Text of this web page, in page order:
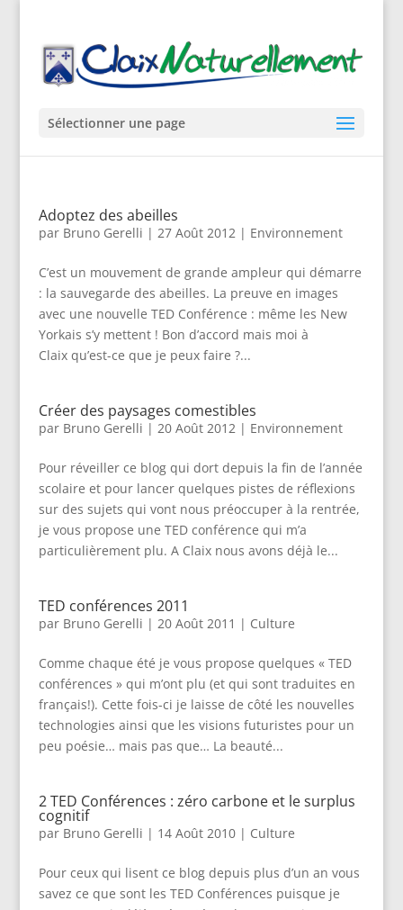
Sélectionner une page
Adoptez des abeilles
par Bruno Gerelli | 27 Août 2012| Environnement
C’est un mouvement de grande ampleur qui démarre
: la sauvegarde des abeilles. La preuve en images
avec une nouvelle TED Conférence : même les New
Yorkais s’y mettent ! Bon d’accord mais moi à
Claix qu’est-ce que je peux faire ?...
Créer des paysages comestibles
par Bruno Gerelli | 20 Août 2012| Environnement
Pour réveiller ce blog qui dort depuis la fin de l’année
scolaire et pour lancer quelques pistes de réflexions
sur des sujets qui vont nous préoccuper à la rentrée,
je vous propose une TED conférence qui m’a
particulièrement plu. A Claix nous avons déjà le...
TED conférences 2011
par Bruno Gerelli | 20 Août 2011 | Culture
Comme chaque été je vous propose quelques « TED
conférences » qui m’ont plu (et qui sont traduites en
français!). Cette fois-ci je laisse de côté les nouvelles
technologies ainsi que les visions futuristes pour un
peu poésie… mais pas que… La beauté...
2 TED Conférences : zéro carbone et le surplus
cognitif
par Bruno Gerelli | 14 Août 2010| Culture
Pour ceux qui lisent ce blog depuis plus d’un an vous
savez ce que sont les TED Conférences puisque je